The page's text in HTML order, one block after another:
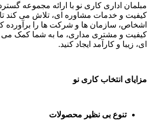
مبلمان اداری کاری نو با ارائه مجموعه
کیفیت و خدمات مشاوره ای، تلاش می کند
اشخاص، سازمان ها و شرکت ها را برآورده
کیفیت و مشتری مداری، ما به شما کمک می
ای، زیبا و کارآمد ایجاد کنید.
مزایای انتخاب کاری نو
تنوع بی نظیر محصولات